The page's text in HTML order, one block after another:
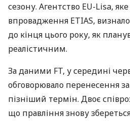
сезону. Агентство EU-Lisa, яке
впровадження ETIAS,
до кінця цього року, як
реалістичним.
За даними FT, у середині
обговорювало перенесення
пізніший термін. Двоє
що правління знову